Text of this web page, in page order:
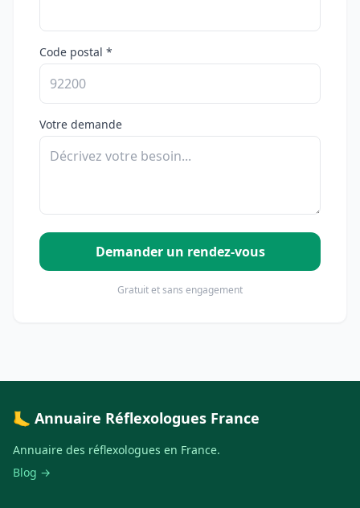
Code postal *
Votre demande
Demander un rendez-vous
Gratuit et sans engagement
🦶 Annuaire Réflexologues France
Annuaire des réflexologues en France.
Blog →